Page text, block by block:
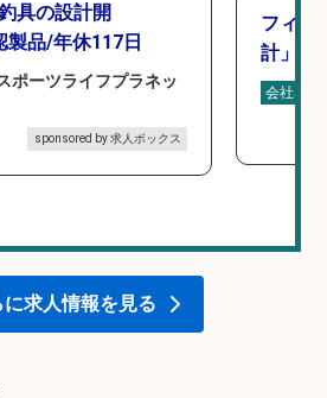
具の設計開
製品/年休117日
ポーツライフプラネッ
sponsored by 求人ボックス
フィッ
計」
会社名
に求人情報を見る